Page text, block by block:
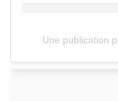
Une publication